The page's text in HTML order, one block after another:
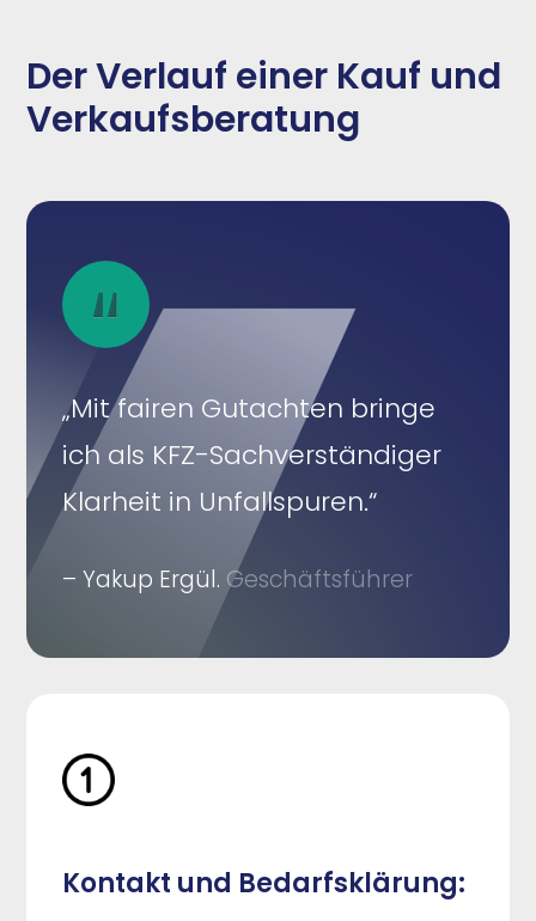
Der Verlauf einer Kauf und
Verkaufsberatung
„Mit fairen Gutachten bringe
ich als KFZ-Sachverständiger
Klarheit in Unfallspuren.“
– Yakup Ergül. Geschäftsführer
Kontakt und Bedarfsklärung: